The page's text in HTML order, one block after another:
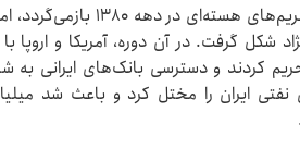
ریشه این بحران به تشدید
شکل گرفت. در آن دوره، آمریکا و اروپا
تحریم کردند و دسترسی بانک‌های ایرانی
ایران را مختل کرد و باعث شد